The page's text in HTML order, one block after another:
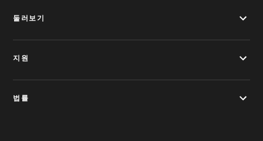
둘러보기
지원
법률